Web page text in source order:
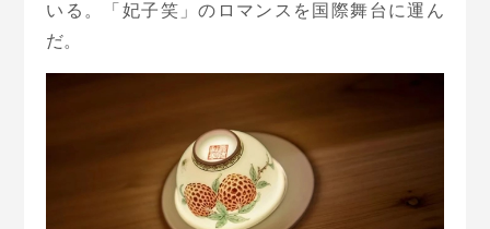
いる。「妃子笑」のロマンスを国際舞台に運ん
だ。